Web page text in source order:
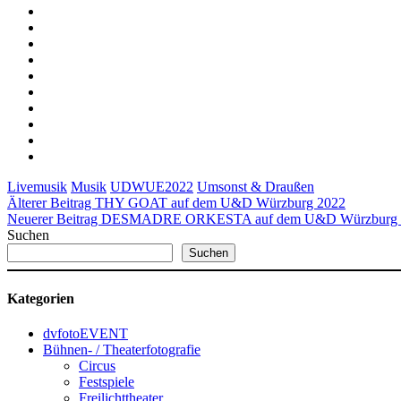
Livemusik Musik UDWUE2022 Umsonst & Draußen
Älterer Beitrag THY GOAT auf dem U&D Würzburg 2022
Neuerer Beitrag DESMADRE ORKESTA auf dem U&D Würzburg
Suchen
Suchen
Kategorien
dvfotoEVENT
Bühnen- / Theaterfotografie
Circus
Festspiele
Freilichttheater